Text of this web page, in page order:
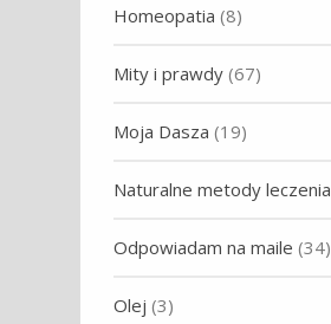
Homeopatia (8)
Mity i prawdy (67)
Moja Dasza (19)
Naturalne metody leczenia
Odpowiadam na maile (34)
Olej (3)